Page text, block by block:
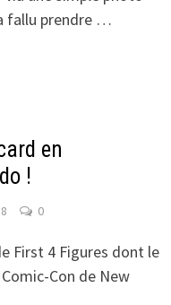
fallu prendre …
en
!
0
First 4 Figures dont le
Con de New